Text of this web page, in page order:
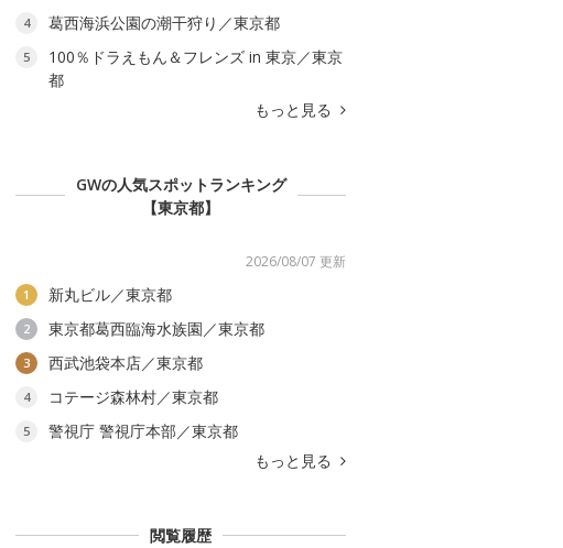
4 葛西海浜公園の潮干狩り／東京都
5
100％ドラえもん＆フレンズ in 東京／東京
都
もっと見る
GWの人気スポットランキング
【東京都】
2026/08/07 更新
1 新丸ビル／東京都
2 東京都葛西臨海水族園／東京都
3 西武池袋本店／東京都
4 コテージ森林村／東京都
5
警視庁 警視庁本部／東京都
もっと見る
閲覧履歴